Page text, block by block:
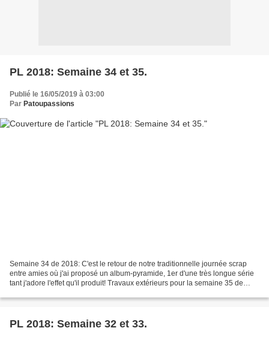
PL 2018: Semaine 34 et 35.
Publié le 16/05/2019 à 03:00
Par Patoupassions
Semaine 34 de 2018: C'est le retour de notre traditionnelle journée scrap
entre amies où j'ai proposé un album-pyramide, 1er d'une très longue série
tant j'adore l'effet qu'il produit! Travaux extérieurs pour la semaine 35 de
PL 2018: Semaine 32 et 33.